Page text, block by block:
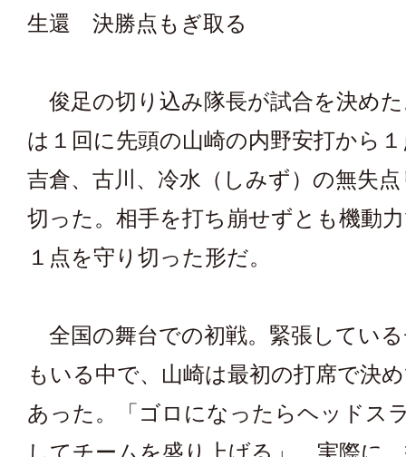
生還 決勝点もぎ取る
俊足の切り込み隊長が試合を決め
は１回に先頭の山崎の内野安打から
吉倉、古川、冷水（しみず）の無失
切った。相手を打ち崩せずとも機動
１点を守り切った形だ。
全国の舞台での初戦。緊張してい
もいる中で、山崎は最初の打席で決
あった。「ゴロになったらヘッドス
してチームを盛り上げる」。実際に